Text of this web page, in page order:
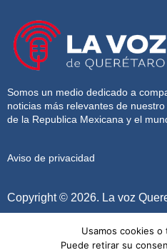
Somos un medio dedicado a
noticias más relevantes de nuestro
de la Republica Mexicana y el
Aviso de privacidad
Copyright © 2026. La voz
Usamos cookies
Puede retirar su